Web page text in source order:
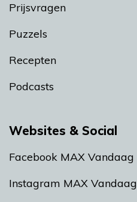
Prijsvragen
Puzzels
Recepten
Podcasts
Websites & Social
Facebook MAX Vandaag
Instagram MAX Vandaag